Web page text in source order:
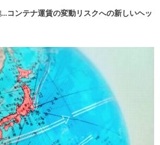
コンテナ運賃の変動リスクへの新しいヘッ